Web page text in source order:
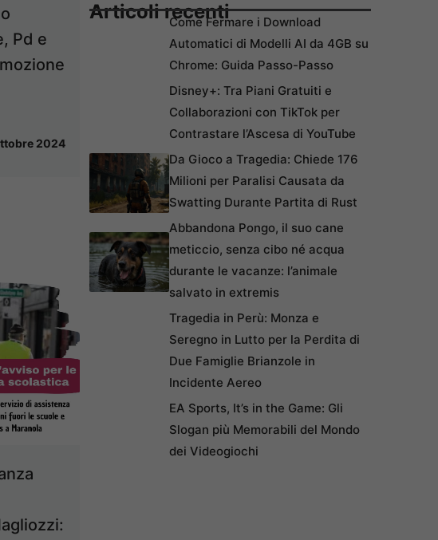
Pd e
2024
Articoli recentiCome Fermare i Download
Automatici di Modelli AI da 4GB su
Chrome: Guida Passo-Passo
Disney+: Tra Piani Gratuiti e
Collaborazioni con TikTok per
Contrastare l’Ascesa di YouTube
Da Gioco a Tragedia: Chiede 176
Milioni per Paralisi Causata da
Swatting Durante Partita di Rust
Abbandona Pongo, il suo cane
meticcio, senza cibo né acqua
durante le vacanze: l’animale
salvato in extremis
Tragedia in Perù: Monza e
Seregno in Lutto per la Perdita di
Due Famiglie Brianzole in
Incidente Aereo
EA Sports, It’s in the Game: Gli
Slogan più Memorabili del Mondo
dei Videogiochi